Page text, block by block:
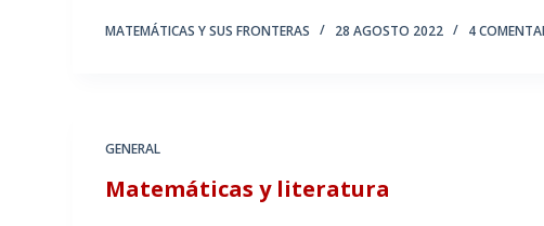
MATEMÁTICAS Y SUS FRONTERAS 28 AGOSTO 2022 4
GENERAL
Matemáticas y literatura